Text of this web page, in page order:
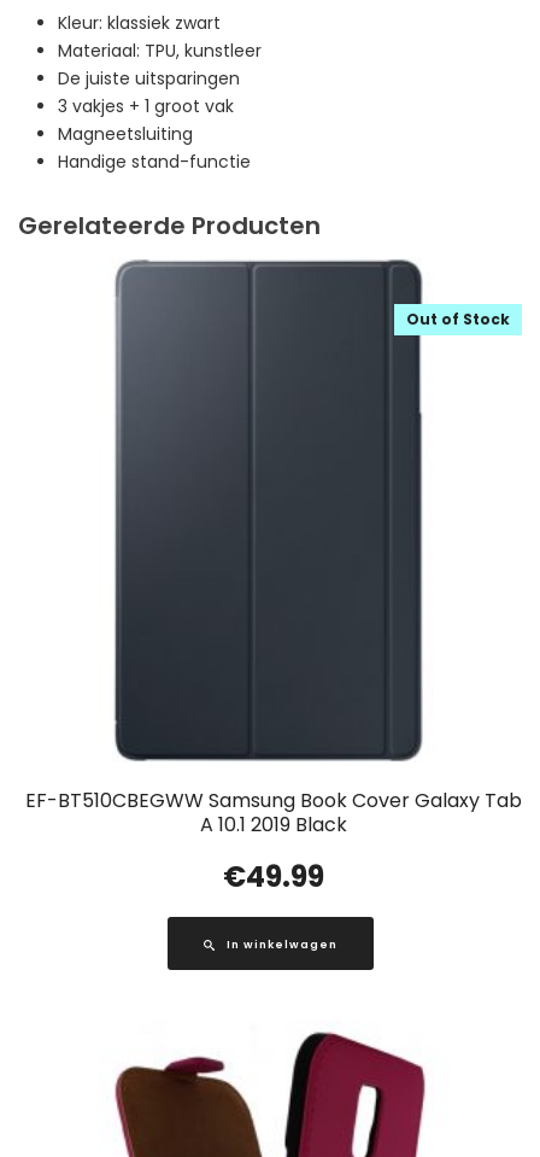
Kleur: klassiek zwart
Materiaal: TPU, kunstleer
De juiste uitsparingen
3 vakjes + 1 groot vak
Magneetsluiting
Handige stand-functie
Gerelateerde Producten
EF-BT510CBEGWW Samsung Book Cover Galaxy Tab
A 10.1 2019 Black
Out of Stock
€49.99
In winkelwagen